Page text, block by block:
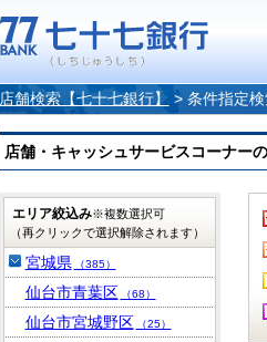
店舗検索【七十七銀行】 > 条件指定
店舗・キャッシュサービスコーナ
エリア絞込み※複数選択可
（再クリックで選択解除されます）
宮城県 （385）
仙台市青葉区 （68）
仙台市宮城野区 （25）